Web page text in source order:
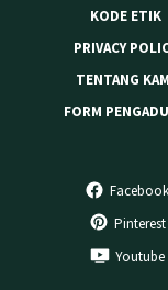
KODE ETIK
PRIVACY
TENTANG
FORM
Facebook
Pinterest
Youtube